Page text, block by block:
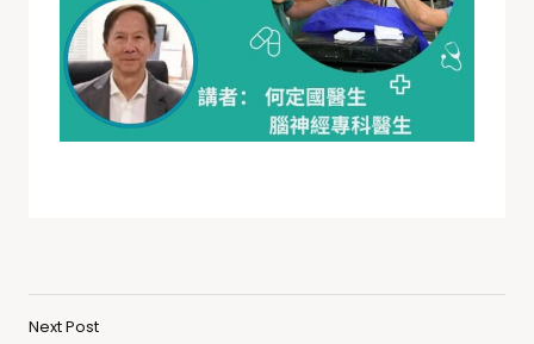
Next Post